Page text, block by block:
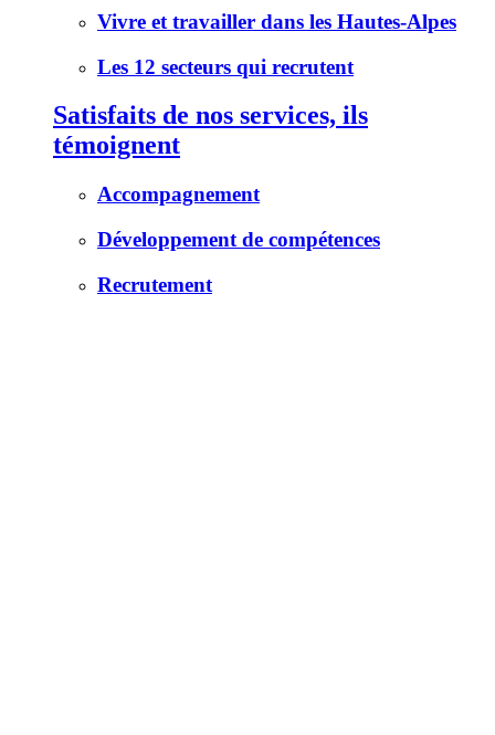
Vivre et travailler dans les Hautes-Alpes
Les 12 secteurs qui recrutent
Satisfaits de nos services, ils
témoignent
Accompagnement
Développement de compétences
Recrutement